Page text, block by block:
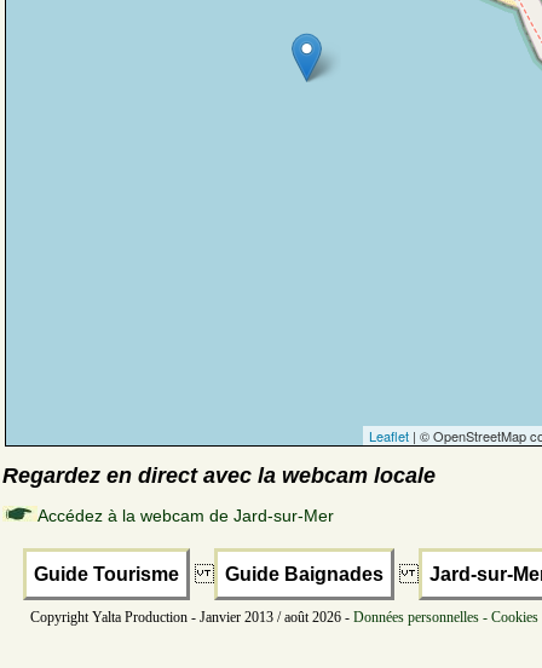
Leaflet | © OpenStreetMap
Regardez en direct avec la webcam locale
Accédez à la webcam de Jard-sur-Mer
Guide Tourisme Guide Baignades Jard-sur-
Copyright Yalta Production - Janvier 2013 / août 2026 - Données personnelles -